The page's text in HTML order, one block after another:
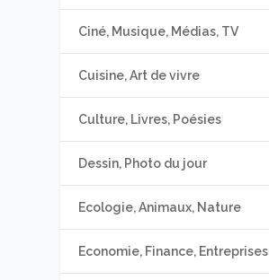
Ciné, Musique, Médias, TV
Cuisine, Art de vivre
Culture, Livres, Poésies
Dessin, Photo du jour
Ecologie, Animaux, Nature
Economie, Finance, Entreprises